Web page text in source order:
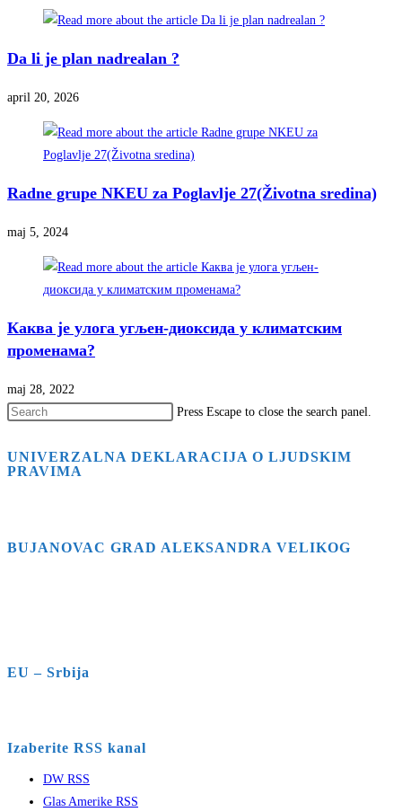
Da li je plan nadrealan ?
april 20, 2026
Radne grupe NKEU za Poglavlje 27(Životna sredina)
maj 5, 2024
Каква је улога угљен-диоксида у климатским
променама?
maj 28, 2022
Press Escape to close the search panel.
UNIVERZALNA DEKLARACIJA O LJUDSKIM
PRAVIMA
BUJANOVAC GRAD ALEKSANDRA VELIKOG
EU – Srbija
Izaberite RSS kanal
DW RSS
Glas Amerike RSS